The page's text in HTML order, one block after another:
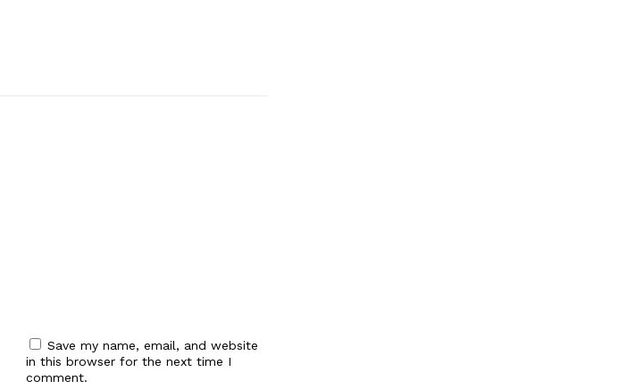
Save my name, email, and website
in this browser for the next time I
comment.